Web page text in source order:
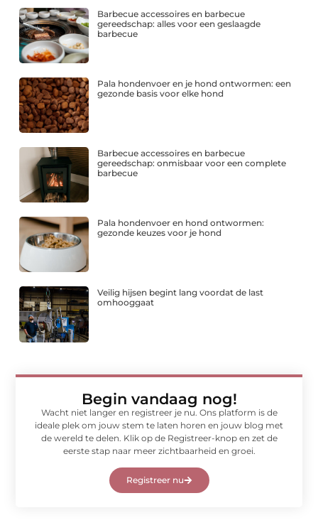
Barbecue accessoires en barbecue
gereedschap: alles voor een geslaagde
barbecue
Pala hondenvoer en je hond ontwormen: een
gezonde basis voor elke hond
Barbecue accessoires en barbecue
gereedschap: onmisbaar voor een complete
barbecue
Pala hondenvoer en hond ontwormen:
gezonde keuzes voor je hond
Veilig hijsen begint lang voordat de last
omhooggaat
Begin vandaag nog!
Wacht niet langer en registreer je nu. Ons platform is de
ideale plek om jouw stem te laten horen en jouw blog met
de wereld te delen. Klik op de Registreer-knop en zet de
eerste stap naar meer zichtbaarheid en groei.
Registreer nu